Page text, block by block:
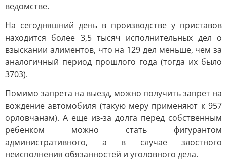
ведомстве.
На сегодняшний день в производстве у приставов
находится более 3,5 тысяч исполнительных дел о
взыскании алиментов, что на 129 дел меньше, чем за
аналогичный период прошлого года (тогда их было
3703).
Помимо запрета на выезд, можно получить запрет на
вождение автомобиля (такую меру применяют к 957
орловчанам). А еще из-за долга перед собственным
ребенком можно стать фигурантом
административного, а в случае злостного
неисполнения обязанностей и уголовного дела.